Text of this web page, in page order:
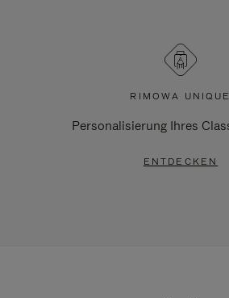
RIMOWA UNIQUE
Personalisierung Ihres
ENTDECKEN